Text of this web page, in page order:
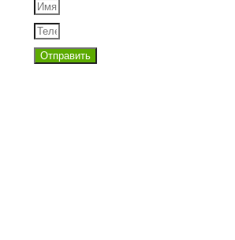
Отправить